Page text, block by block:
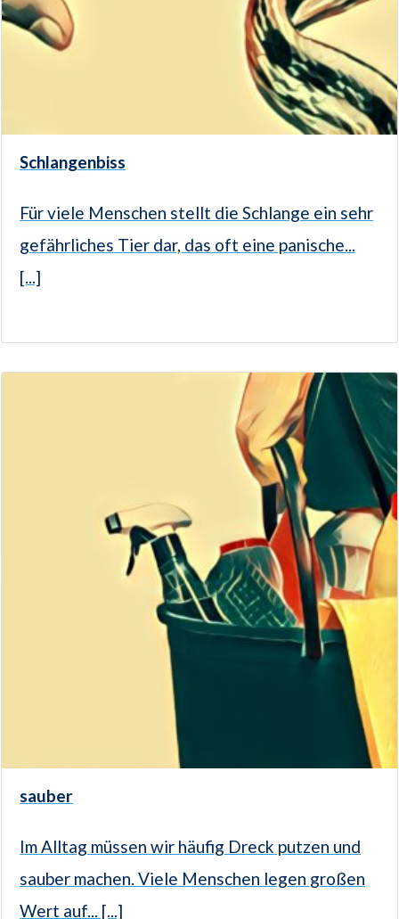
Schlangenbiss
Für viele Menschen stellt die Schlange ein sehr
gefährliches Tier dar, das oft eine panische...
[...]
sauber
Im Alltag müssen wir häufig Dreck putzen und
sauber machen. Viele Menschen legen großen
Wert auf... [...]